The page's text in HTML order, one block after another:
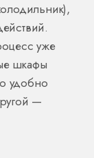
уже
шкафы
удобно
—